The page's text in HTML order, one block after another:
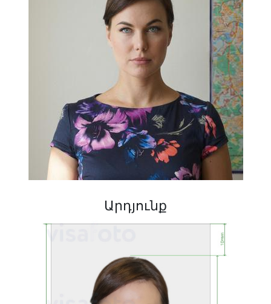
Արդյունք